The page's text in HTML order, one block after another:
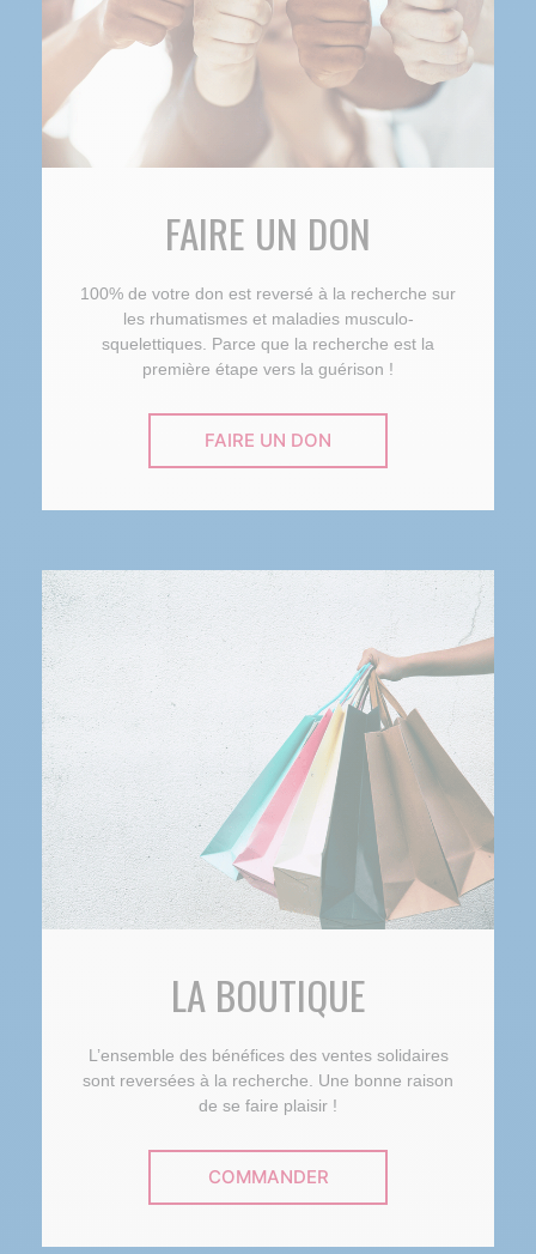
FAIRE UN DON
100% de votre don est reversé à la recherche sur
les rhumatismes et maladies musculo-
squelettiques. Parce que la recherche est la
première étape vers la guérison !
FAIRE UN DON
LA BOUTIQUE
L’ensemble des bénéfices des ventes solidaires
sont reversées à la recherche. Une bonne raison
de se faire plaisir !
COMMANDER